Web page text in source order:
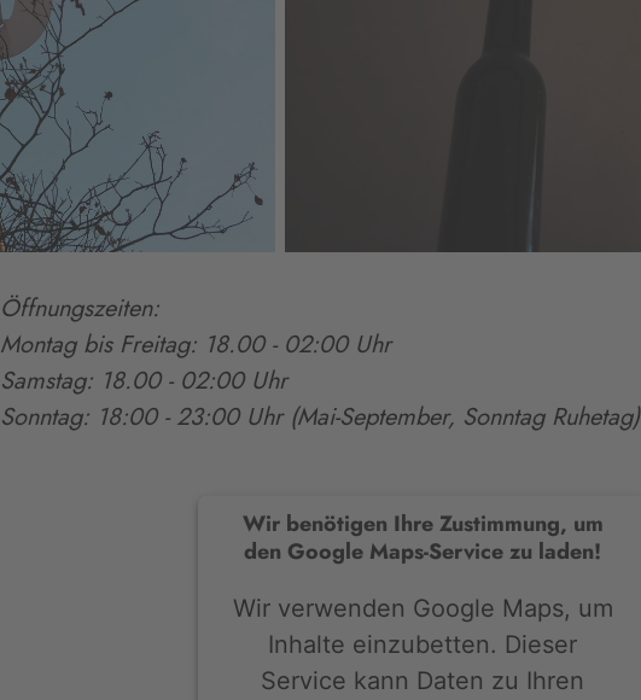
Öffnungszeiten:
Montag bis Freitag: 18.00 - 02:00 Uhr
Samstag: 18.00 - 02:00 Uhr
Sonntag: 18:00 - 23:00 Uhr (Mai-September, Sonntag Ruhetag)
Wir benötigen Ihre Zustimmung, um
den Google Maps-Service zu laden!
Wir verwenden Google Maps, um
Inhalte einzubetten. Dieser
Service kann Daten zu Ihren